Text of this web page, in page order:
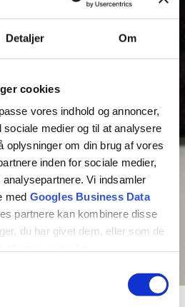
Detaljer Om
cookies
vores indhold og annoncer,
medier og til at analysere
oplysninger om din brug af vores
inden for sociale medier,
Vi indsamler
med Googles Business Data
partnere kan kombinere disse
du har givet dem, eller som de